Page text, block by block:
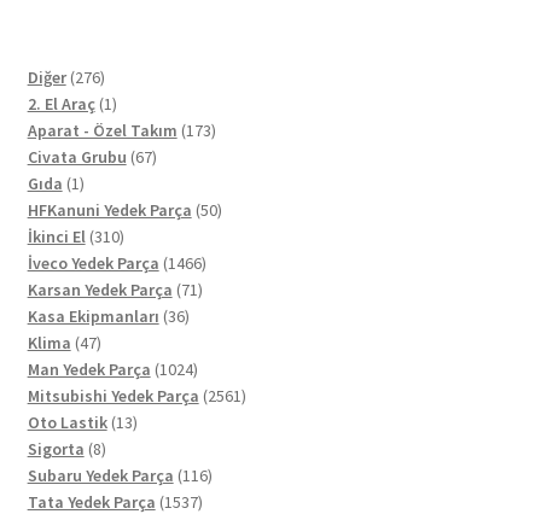
Diğer 276276
ürün
2. El Araç 11
ürün
Aparat - Özel Takım 173173
Civata Grubu 6767
Gıda 11
ürün
HFKanuni Yedek Parça 5050
İkinci El 310310
ürün
İveco Yedek Parça 14661466
ürün
Karsan Yedek Parça 7171
Kasa Ekipmanları 3636
Klima 4747
ürün
Man Yedek Parça 10241024
ürün
Mitsubishi Yedek Parça 25612561
Oto Lastik 1313
Sigorta 88
ürün
Subaru Yedek Parça 116116
Tata Yedek Parça 15371537